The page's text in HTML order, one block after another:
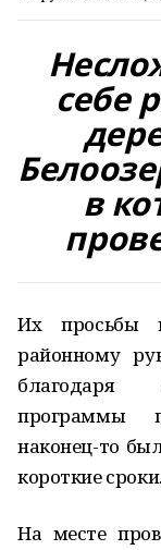
себе
в
Их просьбы
районному
благодаря
программы
наконец-то
короткие сроки.
На месте